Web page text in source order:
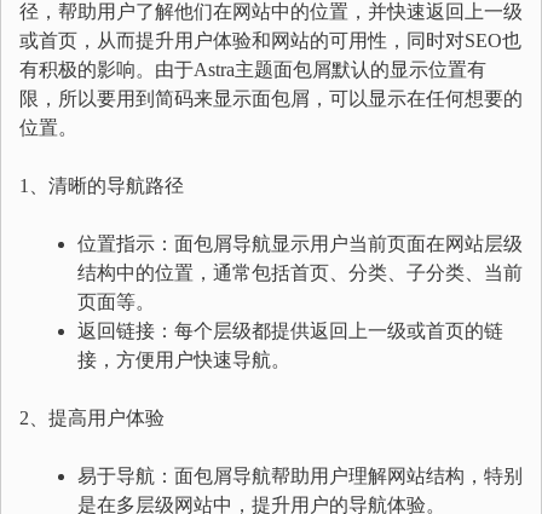
径，帮助用户了解他们在网站中的位置，并快速返回上一级
或首页，从而提升用户体验和网站的可用性，同时对SEO也
有积极的影响。由于Astra主题面包屑默认的显示位置有
限，所以要用到简码来显示面包屑，可以显示在任何想要的
位置。
1、清晰的导航路径
位置指示：面包屑导航显示用户当前页面在网站层级
结构中的位置，通常包括首页、分类、子分类、当前
页面等。
返回链接：每个层级都提供返回上一级或首页的链
接，方便用户快速导航。
2、提高用户体验
易于导航：面包屑导航帮助用户理解网站结构，特别
是在多层级网站中，提升用户的导航体验。